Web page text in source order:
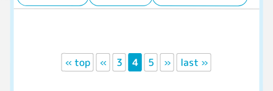
« top « 3 4 5 » last »